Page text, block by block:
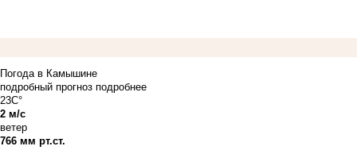
Погода в Камышине
подробный прогноз подробнее
23C°
2 м/с
ветер
766 мм рт.ст.